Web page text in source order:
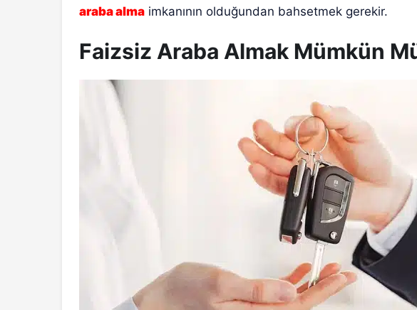
araba alma imkanının olduğundan bahsetmek gerekir.
Faizsiz Araba Almak Mümkün